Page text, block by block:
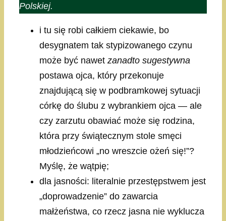
Polskiej.
i tu się robi całkiem ciekawie, bo
desygnatem tak stypizowanego czynu
może być nawet zanadto sugestywna
postawa ojca, który przekonuje
znajdującą się w podbramkowej sytuacji
córkę do ślubu z wybrankiem ojca — ale
czy zarzutu obawiać może się rodzina,
która przy świątecznym stole smęci
młodzieńcowi „no wreszcie ożeń się!”?
Myślę, że wątpię;
dla jasności: literalnie przestępstwem jest
„doprowadzenie” do zawarcia
małżeństwa, co rzecz jasna nie wyklucza